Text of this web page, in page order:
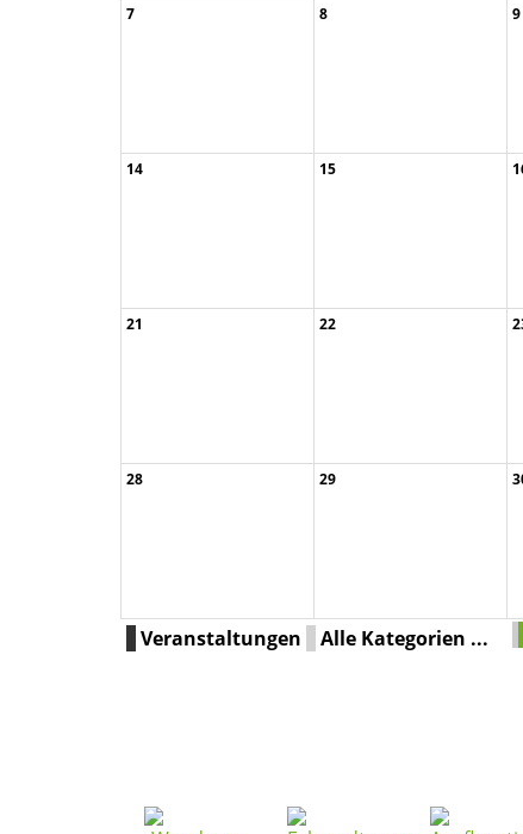
7 8 9
14
Osterabenteuer ...
15
Osterabenteuer ...
21 22
D102-25/1 Der f ...
28 29
Veranstaltungen Alle Kategorien ...